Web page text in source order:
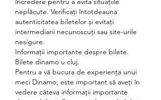
neplăcute. Verificați întotdeauna
autenticitatea biletelor și evitați
intermediarii necunoscuți sau site-urile
nesigure.
Informații importante despre bilete.
Bilete dinamo u cluj.
Pentru a vă bucura de experiența unui
meci Dinamo, este important să aveți în
vedere câteva informații importante